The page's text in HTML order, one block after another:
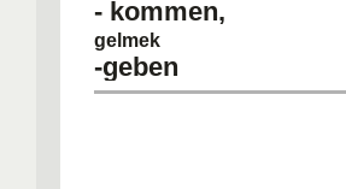
-
gelmek
-geben